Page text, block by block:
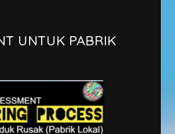
UNTUK PABRIK